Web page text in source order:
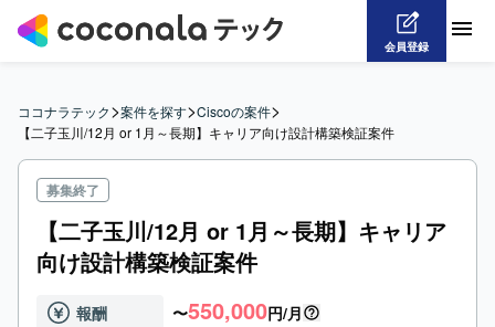
会員登録
ココナラテック>案件を探す>Ciscoの案件>
【二子玉川/12月 or 1月～長期】キャリア向け設計構築検証案件
募集終了
【二子玉川/12月 or 1月～長期】キャリア
向け設計構築検証案件
報酬 〜550,000円/月